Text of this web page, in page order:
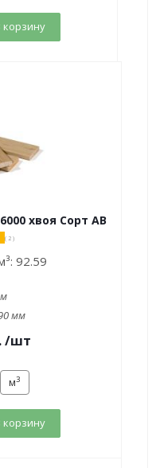
корзину
хвоя Сорт АВ
( 2 )
92.59
мм
/шт
м3
корзину